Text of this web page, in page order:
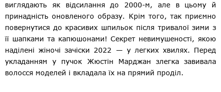
виглядають як відсилання до 2000-м, але в цьому й
принадність оновленого образу. Крім того, так приємно
повернутися до красивих шпильок після тривалої зими з
її шапками та капюшонами! Секрет невимушеності, якою
наділені жіночі зачіски 2022 — у легких хвилях. Перед
укладанням у пучок Жюстін Марджан злегка завивала
волосся моделей і вкладала їх на прямий проділ.